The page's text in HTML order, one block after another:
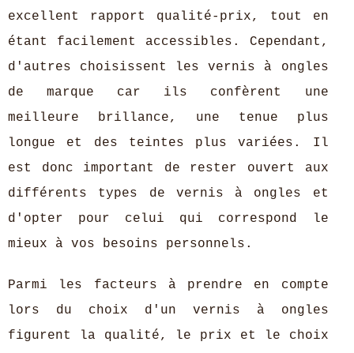
excellent rapport qualité-prix, tout en
étant facilement accessibles. Cependant,
d'autres choisissent les vernis à ongles
de marque car ils confèrent une
meilleure brillance, une tenue plus
longue et des teintes plus variées. Il
est donc important de rester ouvert aux
différents types de vernis à ongles et
d'opter pour celui qui correspond le
mieux à vos besoins personnels.
Parmi les facteurs à prendre en compte
lors du choix d'un vernis à ongles
figurent la qualité, le prix et le choix